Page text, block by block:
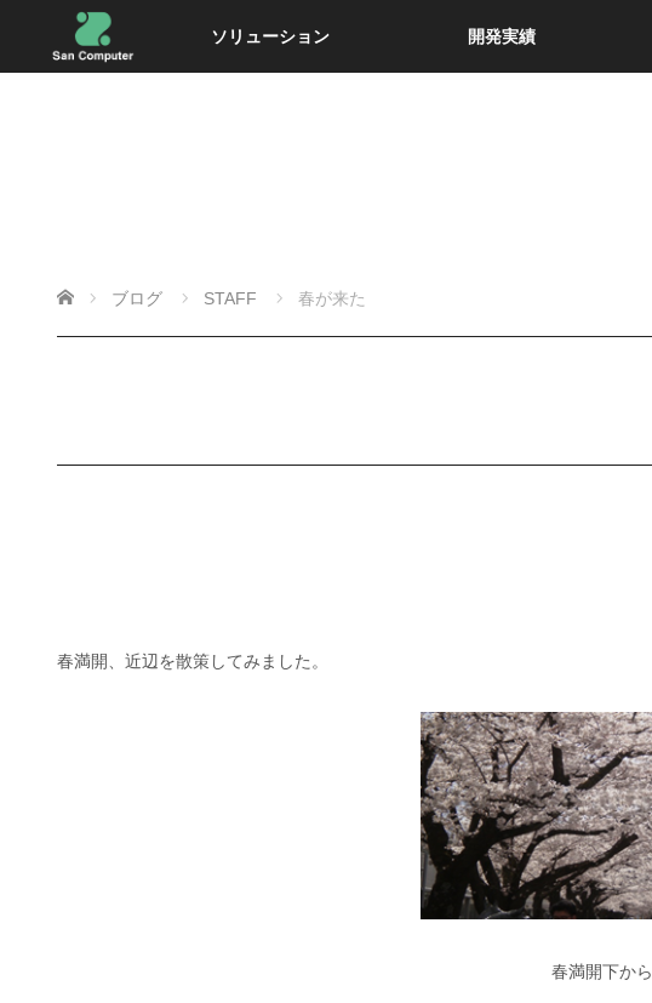
ソリューション 開発実績
ホーム ブログ STAFF 春が来た
春満開、近辺を散策してみました。
春満開下から